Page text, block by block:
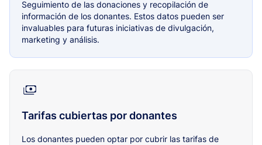
Seguimiento de las donaciones y recopilación de
información de los donantes. Estos datos pueden ser
invaluables para futuras iniciativas de divulgación,
marketing y análisis.
Tarifas cubiertas por donantes
Los donantes pueden optar por cubrir las tarifas de